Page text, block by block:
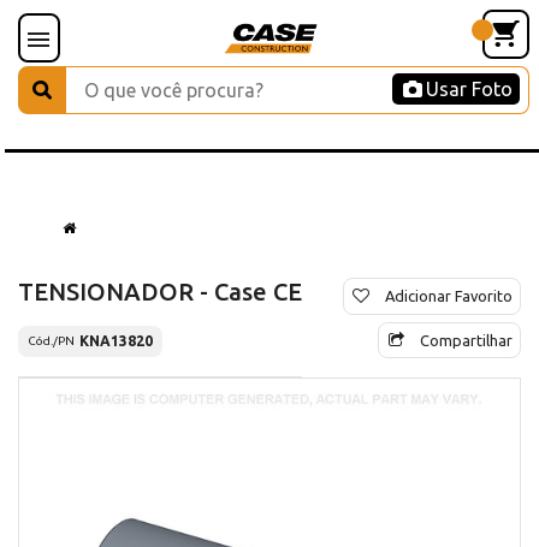
Usar Foto
TENSIONADOR - Case CE
Cód./PN KNA13820
Adicionar Favorito
Compartilhar